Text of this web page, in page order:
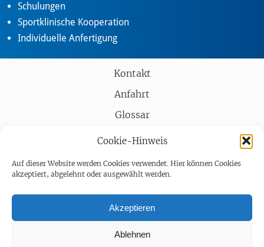
Cookie-Hinweis
Auf dieser Website werden Cookies verwendet. Hier können Cookies
akzeptiert, abgelehnt oder ausgewählt werden.
Akzeptieren
Ablehnen
Schulungen
Sportklinische Kooperation
Individuelle Anfertigung
Kontakt
Anfahrt
Glossar
Partner
Impressum
Datenschutz
Barrierefreiheit